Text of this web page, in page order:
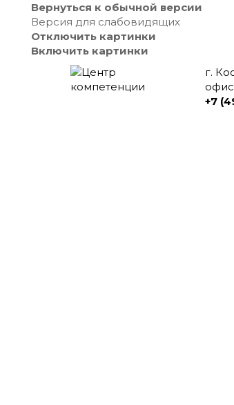
Вернуться к обычной версии
Версия для слабовидящих
Отключить картинки
Включить картинки
г.
офис
+7